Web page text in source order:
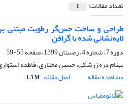
تعداد مقالات: 1
طراحی و ساخت حس‌گر رطوبت مبتنی
لایه‌نشانی شده با گرافن
دوره 7، شماره 4، زمستان 1399، صفحه
55-59
بهنام دره زرشکی، حسین مختاری، فاطمه
مشاهده مقاله
اصل مقاله 1.3 M